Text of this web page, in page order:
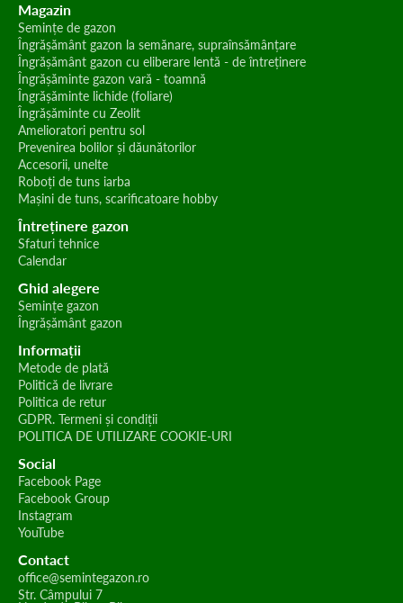
Magazin
Semințe de gazon
Îngrășământ gazon la semănare, supraînsămânțare
Îngrășământ gazon cu eliberare lentă - de întreținere
Îngrășăminte gazon vară - toamnă
Îngrășăminte lichide (foliare)
Îngrășăminte cu Zeolit
Amelioratori pentru sol
Prevenirea bolilor și dăunătorilor
Accesorii, unelte
Roboți de tuns iarba
Mașini de tuns, scarificatoare hobby
Întreținere gazon
Sfaturi tehnice
Calendar
Ghid alegere
Semințe gazon
Îngrășământ gazon
Informații
Metode de plată
Politică de livrare
Politica de retur
GDPR. Termeni și condiții
POLITICA DE UTILIZARE COOKIE-URI
Social
Facebook Page
Facebook Group
Instagram
YouTube
Contact
office@semintegazon.ro
Str. Câmpului 7